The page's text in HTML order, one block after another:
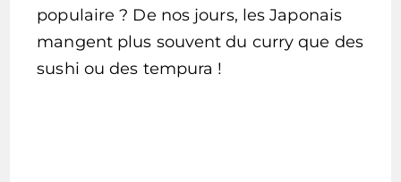
populaire ? De nos jours, les Japonais
mangent plus souvent du curry que des
sushi ou des tempura !